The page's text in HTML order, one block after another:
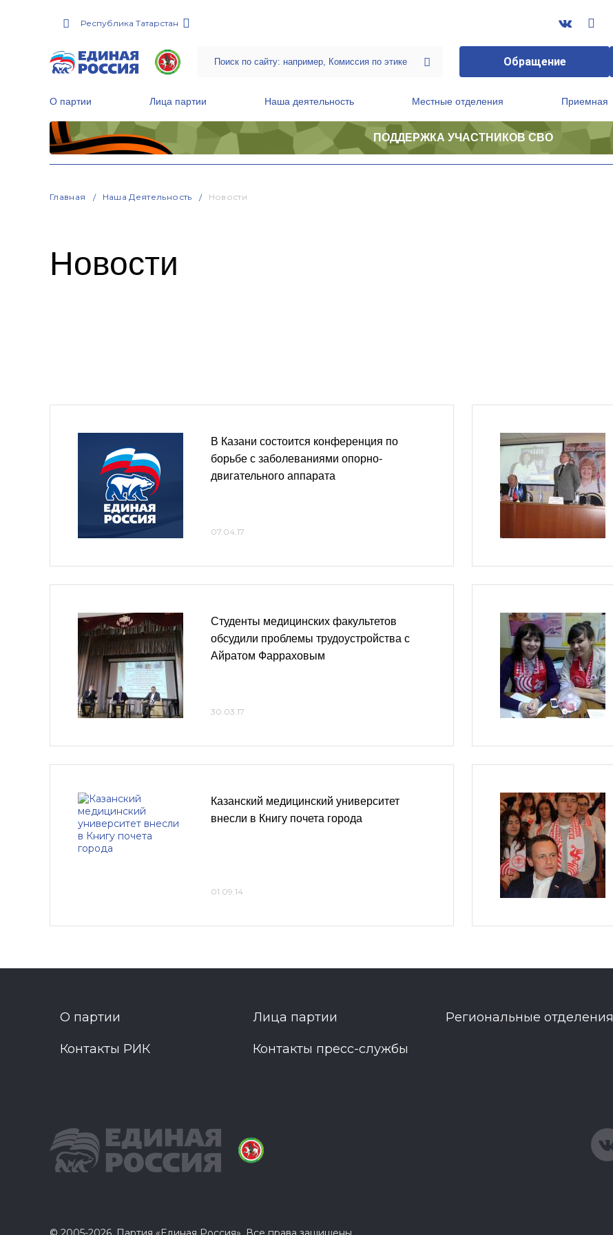
Республика Татарстан
Обращение
О партии Лица партии Наша деятельность Местные отделения Приемная
ПОДДЕРЖКА УЧАСТНИКОВ СВО
Главная Наша Деятельность Новости
Новости
В Казани состоится конференция по
борьбе с заболеваниями опорно-
двигательного аппарата
07.04.17
Студенты медицинских факультетов
обсудили проблемы трудоустройства с
Айратом Фарраховым
30.03.17
Казанский медицинский университет
внесли в Книгу почета города
01.09.14
О партии Лица партии Региональные отделения
Контакты РИК Контакты пресс-службы